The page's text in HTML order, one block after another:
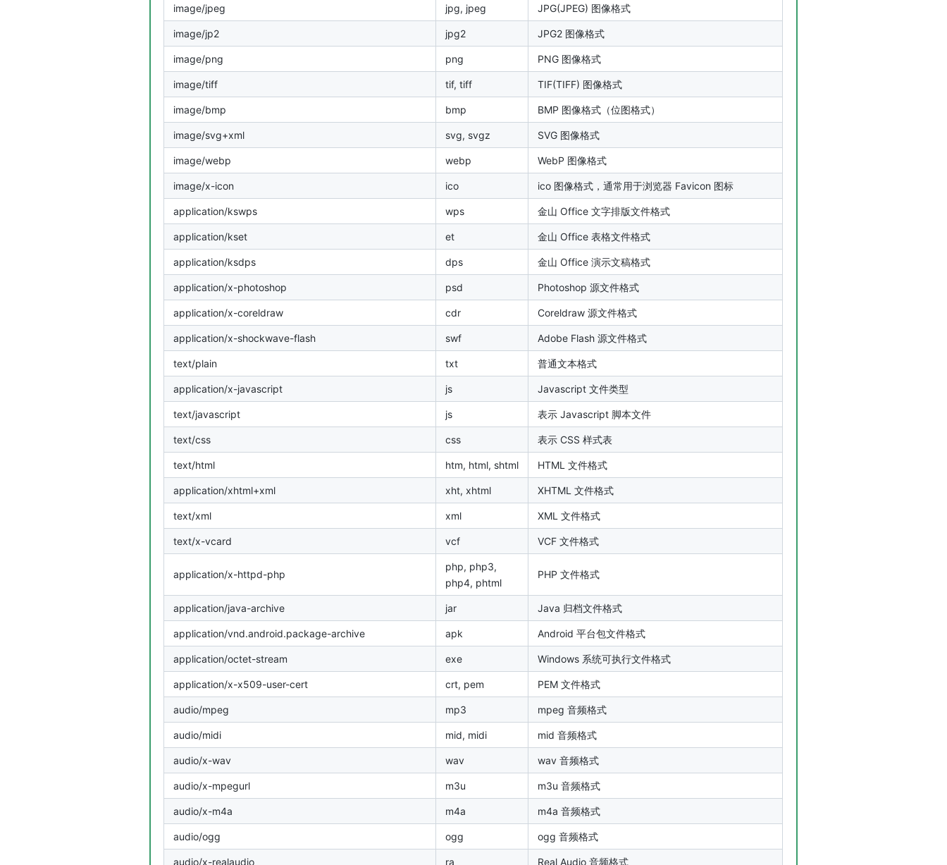
image/jpeg jpg, jpeg JPG(JPEG) 图像格式
image/jp2 jpg2 JPG2 图像格式
image/png png PNG 图像格式
image/tiff tif, tiff TIF(TIFF) 图像格式
image/bmp bmp BMP 图像格式（位图格式）
image/svg+xml svg, svgz SVG 图像格式
image/webp webp WebP 图像格式
image/x-icon ico ico 图像格式，通常用于浏览器 Favicon 图标
application/kswps wps 金山 Office 文字排版文件格式
application/kset et 金山 Office 表格文件格式
application/ksdps dps 金山 Office 演示文稿格式
application/x-photoshop psd Photoshop 源文件格式
application/x-coreldraw cdr Coreldraw 源文件格式
application/x-shockwave-flash swf Adobe Flash 源文件格式
text/plain txt 普通文本格式
application/x-javascript js Javascript 文件类型
text/javascript js 表示 Javascript 脚本文件
text/css css 表示 CSS 样式表
text/html htm, html, shtml HTML 文件格式
application/xhtml+xml xht, xhtml XHTML 文件格式
text/xml xml XML 文件格式
text/x-vcard vcf VCF 文件格式
application/x-httpd-php
php, php3,
php4, phtml
PHP 文件格式
application/java-archive jar Java 归档文件格式
application/vnd.android.package-archive apk Android 平台包文件格式
application/octet-stream exe Windows 系统可执行文件格式
application/x-x509-user-cert crt, pem PEM 文件格式
audio/mpeg mp3 mpeg 音频格式
audio/midi mid, midi mid 音频格式
audio/x-wav wav wav 音频格式
audio/x-mpegurl m3u m3u 音频格式
audio/x-m4a m4a m4a 音频格式
audio/ogg ogg ogg 音频格式
audio/x-realaudio ra Real Audio 音频格式